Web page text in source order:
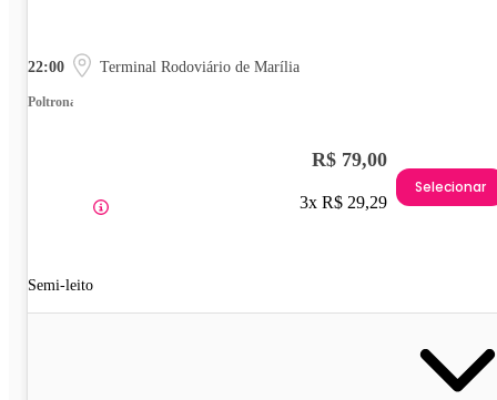
22:00 Terminal Rodoviário de Marília
Poltrona
Semi-leito
R$ 79,00
3x R$ 29,29
Selecionar